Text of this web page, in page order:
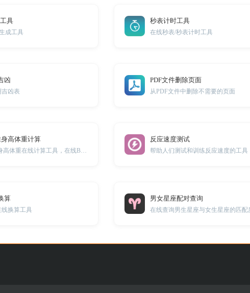
具
成工具
秒表计时工具
在线秒表/秒表计时工具
凶
凶表
PDF文件删除页面
从PDF文件中删除不需要的页面
高体重计算 反应速度测试
帮助人们测试和训练反应速度的工具
算
换算工具
男女星座配对查询
在线查询男生星座与女生星座的匹配